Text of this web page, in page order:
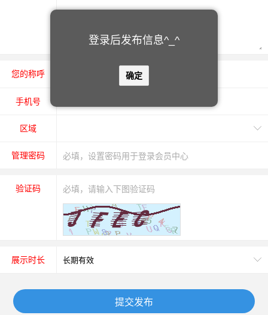
登录后发布信息^_^
确定
您的称呼 女士
手机号
区域
管理密码
验证码
展示时长
提交发布